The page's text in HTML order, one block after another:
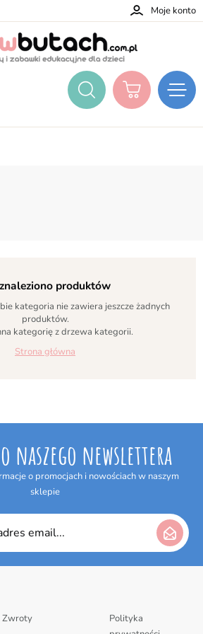
Moje konto
produktów
kategoria nie zawiera jeszcze żadnych
produktów.
kategorię z drzewa kategorii.
Strona główna
naszego newslettera
o promocjach i nowościach w naszym
sklepie
Zwroty
Polityka